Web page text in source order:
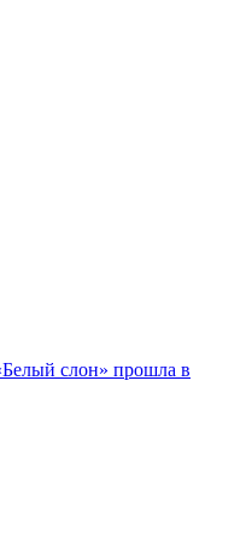
слон» прошла в